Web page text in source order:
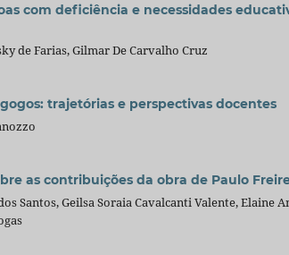
com deficiência e necessidades
de Farias, Gilmar De Carvalho Cruz
trajetórias e perspectivas docentes
as contribuições da obra de Paulo
Santos, Geilsa Soraia Cavalcanti Valente, Elaine